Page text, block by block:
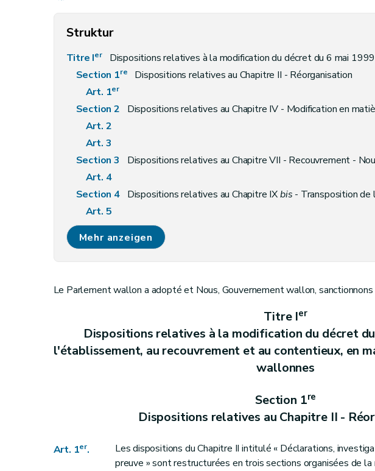
Struktur
Titre Ier
Dispositions relatives à la modification du décret du 6 mai 1999 relatif à l'établissement, au recouvrement et au
Section 1re
Dispositions relatives au Chapitre II - Réorganisation
Art. 1er
Section 2
Dispositions relatives au Chapitre IV - Modification en
Art. 2
Art. 3
Section 3
Dispositions relatives au Chapitre VII - Recouvrement -
Art. 4
Section 4 Dispositions relatives au Chapitre IXbis - Transposition de la Directive- 2011/16/UE du 15 février 2011
Art. 5
Art. 6
Art. 7
Art. 9
Art. 11
Art. 12
Art. 18
Mehr anzeigen
Le Parlement wallon a adopté et Nous, Gouvernement wallon, sanctionnons
Titre Ier
Dispositions relatives à la modification du décret
l'établissement, au recouvrement et au contentieux, en
wallonnes
Section 1re
Dispositions relatives au Chapitre II -
Art. 1er.
Les dispositions du Chapitre II intitulé « Déclarations,
preuve » sont restructurées en trois sections organisées de la